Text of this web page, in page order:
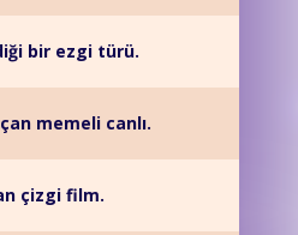
bir ezgi türü.
memeli canlı.
çizgi film.